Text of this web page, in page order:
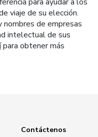
viaje de su elección.
nombres de empresas
intelectual de sus
para obtener más
Contáctenos